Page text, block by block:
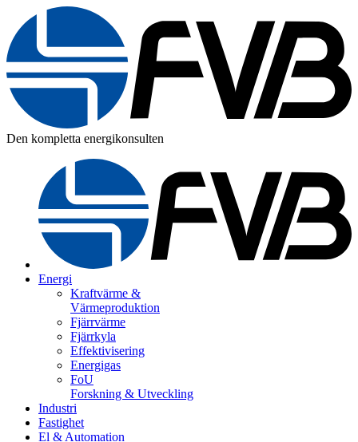
Den kompletta energikonsulten
Energi
Kraftvärme &
Värmeproduktion
Fjärrvärme
Fjärrkyla
Effektivisering
Energigas
FoU
Forskning & Utveckling
Industri
Fastighet
El & Automation